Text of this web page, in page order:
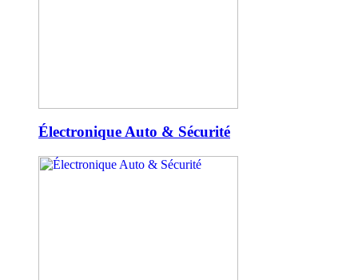
Électronique Auto & Sécurité